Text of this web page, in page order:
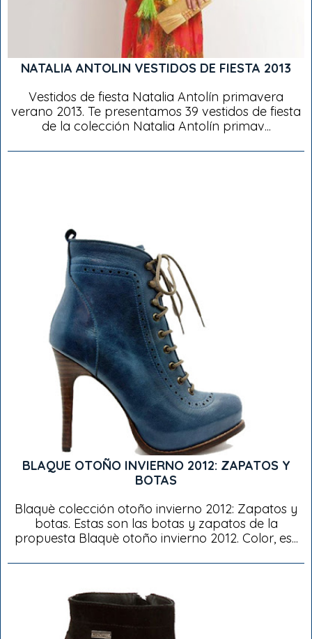
NATALIA ANTOLIN VESTIDOS DE FIESTA 2013
Vestidos de fiesta Natalia Antolín primavera
verano 2013. Te presentamos 39 vestidos de fiesta
de la colección Natalia Antolín primav...
BLAQUE OTOÑO INVIERNO 2012: ZAPATOS Y
BOTAS
Blaquè colección otoño invierno 2012: Zapatos y
botas. Estas son las botas y zapatos de la
propuesta Blaquè otoño invierno 2012. Color, es...